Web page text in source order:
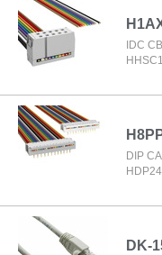
IDC
DIP
DK-